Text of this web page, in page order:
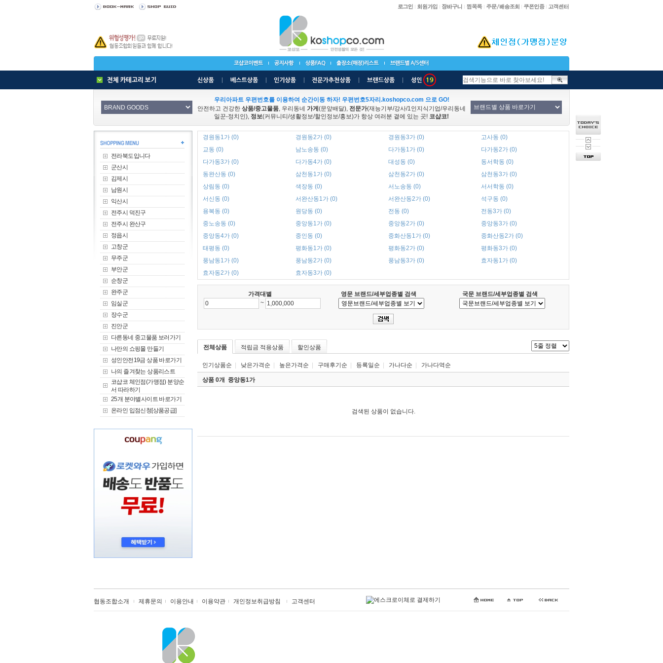
우리아파트 우편번호를 이용하여 순간이동 하자! 우편번호5자리.koshopco.com 으로 GO!
안전하고 건강한 상품/중고물품, 우리동네 가게 (문앞배달), 전문가(재능기부/강사/1인지식기업/우리동네
일꾼-정치인), 정보(커뮤니티/생활정보/할인정보/홍보)가 항상 여러분 곁에 있는 곳! 코샵코!
전라북도입니다
군산시
김제시
남원시
익산시
전주시 덕진구
전주시 완산구
정읍시
고창군
무주군
부안군
순창군
완주군
임실군
장수군
진안군
다른동네 중고물품 보러가기
나만의 쇼핑몰 만들기
성인안전19금 상품 바로가기
나의 즐겨찾는 상품리스트
코샵코 체인점(가맹점) 분양순
서 따라하기
25개 분야별사이트 바로가기
온라인 입점신청[상품공급]
경원동1가 (0) 경원동2가 (0) 경원동3가 (0)
고사동 (0)
교동 (0)
남노송동 (0) 다가동1가 (0)
다가동2가 (0)
다가동3가 (0)
다가동4가 (0) 대성동 (0)
동서학동 (0)
동완산동 (0)
삼천동1가 (0) 삼천동2가 (0)
삼천동3가 (0)
상림동 (0)
색장동 (0) 서노송동 (0)
서서학동 (0)
서신동 (0)
서완산동1가 (0) 서완산동2가 (0)
석구동 (0)
용복동 (0)
원당동 (0) 전동 (0)
전동3가 (0)
중노송동 (0)
중앙동1가 (0) 중앙동2가 (0)
중앙동3가 (0)
중앙동4가 (0)
중인동 (0) 중화산동1가 (0)
중화산동2가 (0)
태평동 (0)
평화동1가 (0) 평화동2가 (0)
평화동3가 (0)
풍남동1가 (0)
풍남동2가 (0) 풍남동3가 (0)
효자동1가 (0)
효자동2가 (0)
효자동3가 (0)
가격대별 영문 브랜드/세부업종별 검색
국문 브랜드/세부업종별 검색
~
전체상품 적립금 적용상품 할인상품
인기상품순 낮은가격순 높은가격순 구매후기순 등록일순 가나다순 가나다역순
상품 0개 중앙동1가
검색된 상품이 없습니다.
협동조합소개 제휴문의 이용안내 이용약관 개인정보취급방침 고객센터